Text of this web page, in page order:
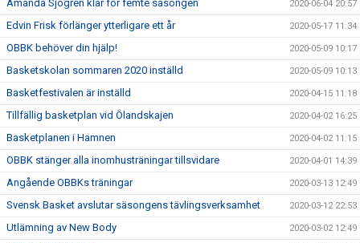
Amanda Sjögren klar för femte säsongen 2020-06-04 20:57
Edvin Frisk förlänger ytterligare ett år 2020-05-17 11:34
OBBK behöver din hjälp! 2020-05-09 10:17
Basketskolan sommaren 2020 inställd 2020-05-09 10:13
Basketfestivalen är inställd 2020-04-15 11:18
Tillfällig basketplan vid Ölandskajen 2020-04-02 16:25
Basketplanen i Hamnen 2020-04-02 11:15
OBBK stänger alla inomhusträningar tillsvidare 2020-04-01 14:39
Angående OBBKs träningar 2020-03-13 12:49
Svensk Basket avslutar säsongens tävlingsverksamhet 2020-03-12 22:53
Utlämning av New Body 2020-03-02 12:49